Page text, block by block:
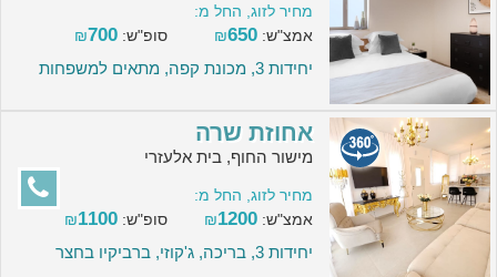
מחיר לזוג, החל מ:
אמצ"ש:
₪650 סופ"ש: ₪700
יחידות 3, מכונת קפה, מתאים למשפחות
אחוזת שרה
מישור החוף, בית אלעזרי
מחיר לזוג, החל מ:
אמצ"ש:
₪1200 סופ"ש: ₪1100
יחידות 3, בריכה, ג'קוזי, ברביקיו בחצר